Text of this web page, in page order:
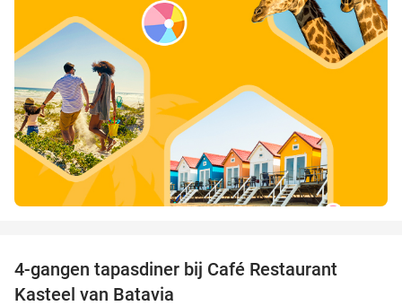
4-gangen tapasdiner bij Café Restaurant
Kasteel van Batavia